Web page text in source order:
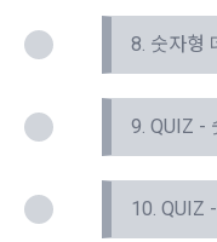
5. “회원”은 이용계약
를 변경할 수 없다.
6. 약관 및 실정법 위반
있다.
제 6 조 (개인정보)
를 수집
2) 데이콘 인재풀 등
문의 등의 방법으로 수
3) 운영자를 통한 문의
을 통해 이용자의 개인
8. 숫자형
9. QUIZ -
10. QUIZ